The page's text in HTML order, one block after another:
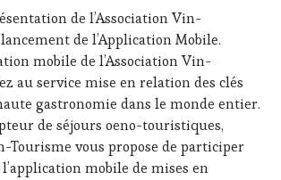
de l’Association Vin-
de l’Application Mobile.
mobile de l’Association Vin-
au service mise en relation des clés
gastronomie dans le monde entier.
de séjours oeno-touristiques,
Tourisme vous propose de participer
mobile de mises en